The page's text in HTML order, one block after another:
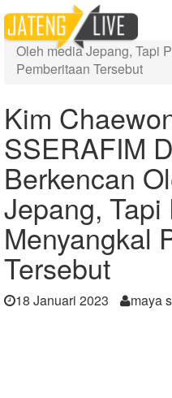
Home
Berita
Kim Chaewon LE
Oleh media Jepang, Tapi
Pemberitaan Tersebut
Kim
SSERAFIM
Berkencan
Jepang,
Menyangkal
Tersebut
18 Januari 2023 maya